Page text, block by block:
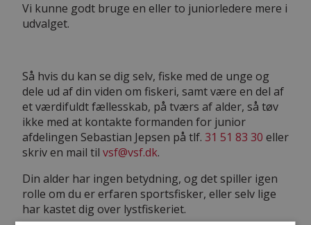
Vi kunne godt bruge en eller to juniorledere mere i
udvalget.
Så hvis du kan se dig selv, fiske med de unge og
dele ud af din viden om fiskeri, samt være en del af
et værdifuldt fællesskab, på tværs af alder, så tøv
ikke med at kontakte formanden for junior
afdelingen Sebastian Jepsen på tlf. 31 51 83 30 eller
skriv en mail til vsf@vsf.dk.
Din alder har ingen betydning, og det spiller igen
rolle om du er erfaren sportsfisker, eller selv lige
har kastet dig over lystfiskeriet.